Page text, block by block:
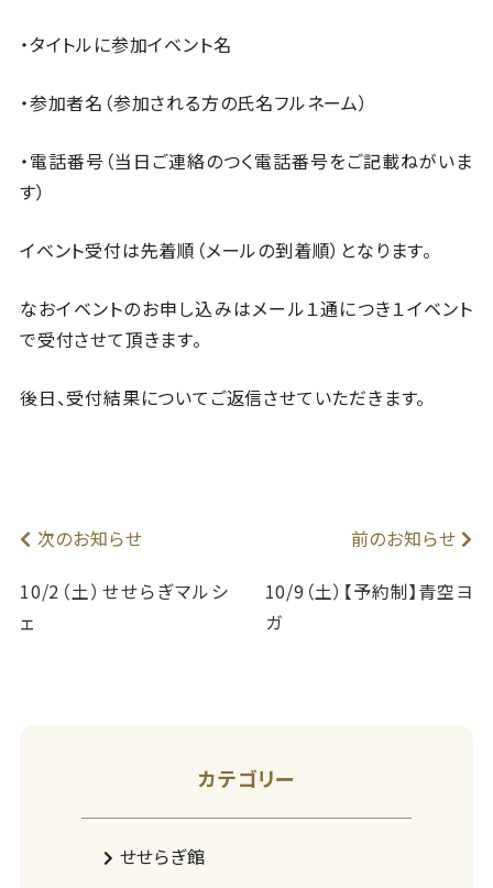
・タイトルに参加イベント名
・参加者名（参加される方の氏名フルネーム）
・電話番号（当日ご連絡のつく電話番号をご記載ねがいま
す）
イベント受付は先着順（メールの到着順）となります。
なおイベントのお申し込みはメール１通につき１イベント
で受付させて頂きます。
後日、受付結果についてご返信させていただきます。
次のお知らせ
10/2（土）せせらぎマルシ
ェ
前のお知らせ
10/9（土）【予約制】青空ヨ
ガ
カテゴリー
せせらぎ館